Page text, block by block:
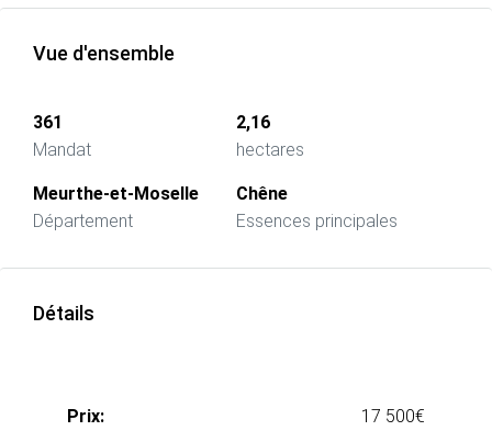
Vue d'ensemble
361
Mandat
2,16
hectares
Meurthe-et-Moselle
Département
Chêne
Essences principales
Détails
Prix: 17 500€